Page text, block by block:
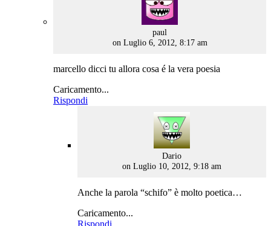
paul
on Luglio 6, 2012, 8:17 am
marcello dicci tu allora cosa é la vera poesia
Caricamento...
Rispondi
Dariosays:
on Luglio 10, 2012, 9:18 am
Anche la parola “schifo” è molto poetica…
Caricamento...
Rispondi